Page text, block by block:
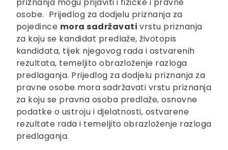
priznanja mogu prijaviti i fizičke i pravne
osobe. Prijedlog za dodjelu priznanja za
pojedince mora sadržavati vrstu priznanja
za koju se kandidat predlaže, životopis
kandidata, tijek njegovog rada i ostvarenih
rezultata, temeljito obrazloženje razloga
predlaganja. Prijedlog za dodjelu priznanja za
pravne osobe mora sadržavati vrstu priznanja
za koju se pravna osoba predlaže, osnovne
podatke o ustroju i djelatnosti, ostvarene
rezultate rada i temeljito obrazloženje razloga
predlaganja.